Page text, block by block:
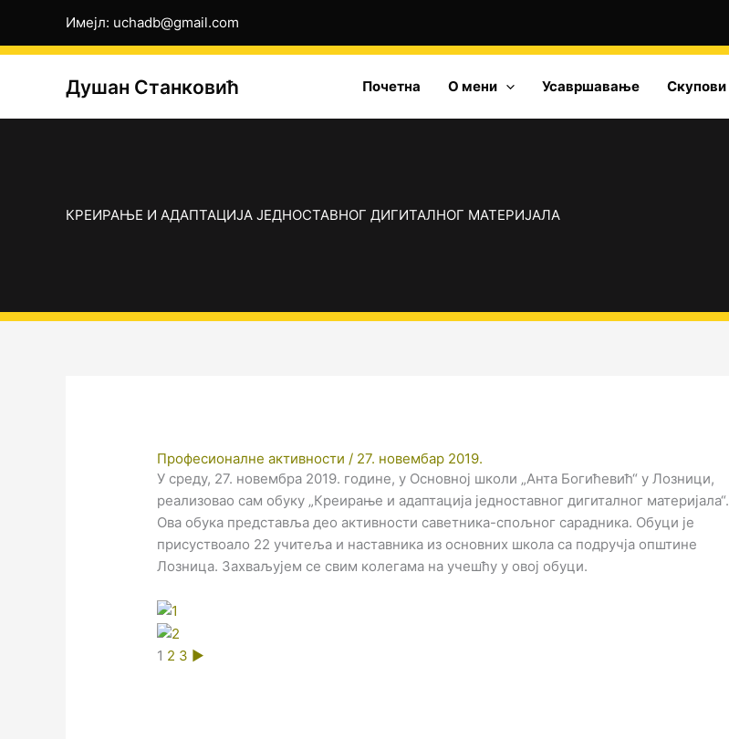
садржај
Имејл: uchadb@gmail.com
Душан Станковић Почетна О мени Усавршавање Скупови
КРЕИРАЊЕ И АДАПТАЦИЈА ЈЕДНОСТАВНОГ ДИГИТАЛНОГ МАТЕРИЈАЛА
Професионалне активности / 27. новембар 2019.
У среду, 27. новембра 2019. године, у Основној школи „Анта Богићевић“ у Лозници,
реализовао сам обуку „Креирање и адаптација једноставног дигиталног материјала“.
Ова обука представља део активности саветника-спољног сарадника. Обуци је
присуствоало 22 учитеља и наставника из основних школа са подручја општине
Лозница. Захваљујем се свим колегама на учешћу у овој обуци.
1 2 3 ►